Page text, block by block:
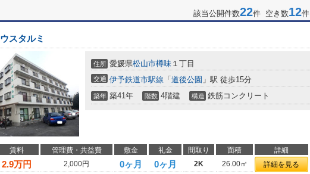
該当公開件数22件 空き数12件
スタルミ
住所 愛媛県松山市樽味 １丁目
交通 伊予鉄道市駅線 「 道後公園 」駅 徒歩15分
築年 築41年 階数 4階建 構造 鉄筋コンクリート
賃料 管理費・共益費 敷金 礼金 間取り 面積 詳細
2.9万円 2,000円 0ヶ月 0ヶ月 2K 26.00㎡ 詳細を見る